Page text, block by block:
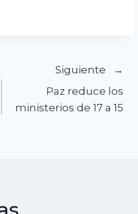
Siguiente
Paz reduce los
ministerios de 17 a 15